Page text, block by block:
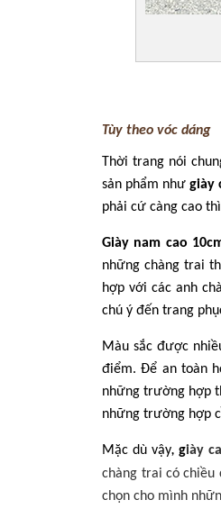
Tùy theo vóc dáng
Thời trang nói
sản phẩm nhưgiày
phải cứ càng cao
Giày nam cao
những chàng trai
hợp với các anh
chú ý đến trang
Màu sắc được
điểm. Để an toàn
những trường hợp
những trường hợp
Mặc dù vậy,giày
chàng trai có chiều
chọn cho mình